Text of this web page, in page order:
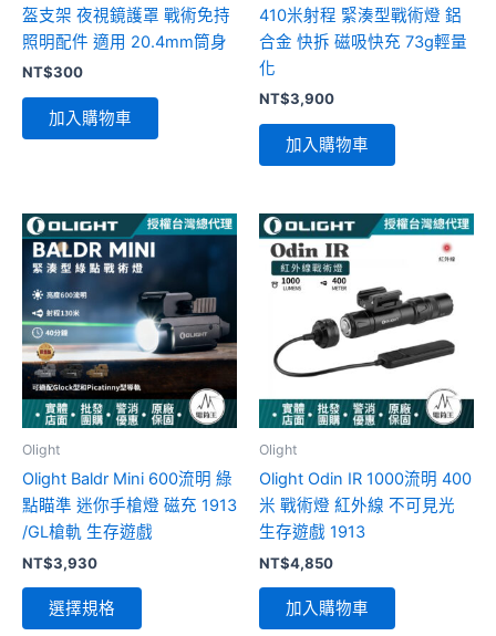
盔支架 夜視鏡護罩 戰術免持
照明配件 適用 20.4mm筒身
NT$300
加入購物車
410米射程 緊湊型戰術燈 鋁
合金 快拆 磁吸快充 73g輕量
化
NT$3,900
加入購物車
Olight
Olight Baldr Mini 600流明 綠
點瞄準 迷你手槍燈 磁充 1913
/GL槍軌 生存遊戲
NT$3,930
選擇規格
此
產
品
有
多
種
款
式。
產
品
頁
擇
Olight
Olight Odin IR 1000流明 400
米 戰術燈 紅外線 不可見光
生存遊戲 1913
NT$4,850
加入購物車